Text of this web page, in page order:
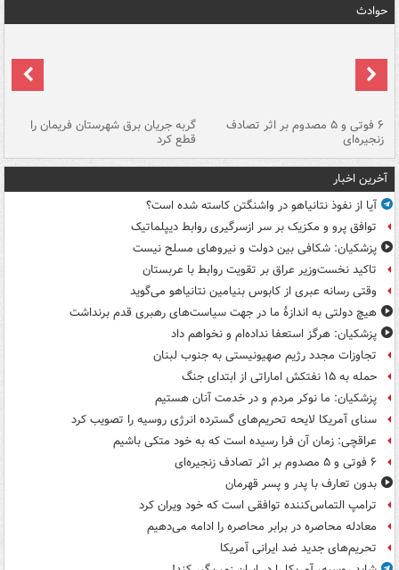
حوادث
۶ فوتی و ۵ مصدوم بر اثر تصادف
زنجیره‌ای
گربه جریان برق شهرستان فریمان را
قطع کرد
آخرین اخبار
آیا از نفوذ نتانیاهو در واشنگتن کاسته شده است؟
توافق پرو و مکزیک بر سر ازسرگیری روابط دیپلماتیک
پزشکیان: شکافی بین دولت و نیروهای مسلح نیست
تاکید نخست‌وزیر عراق بر تقویت روابط با عربستان
وقتی رسانه عبری از کابوس بنیامین نتانیاهو می‌گوید
هیچ دولتی به اندازۀ ما در جهت سیاست‌های رهبری قدم برنداشت
پزشکیان: هرگز استعفا نداده‌ام و نخواهم داد
تجاوزات مجدد رژیم صهیونیستی به جنوب لبنان
حمله به ۱۵ نفتکش‌ اماراتی از ابتدای جنگ
پزشکیان: ما نوکر مردم و در خدمت آنان هستیم
سنای آمریکا لایحه تحریم‌های گسترده انرژی روسیه را تصویب کرد
عراقچی: زمان آن فرا رسیده است که به خود متکی باشیم
۶ فوتی و ۵ مصدوم بر اثر تصادف زنجیره‌ای
بدون تعارف با پدر و پسر قهرمان
ترامپ التماس‌کننده توافقی است که خود ویران کرد
معادله محاصره در برابر محاصره را ادامه می‌دهیم
تحریم‌های جدید ضد ایرانی آمریکا